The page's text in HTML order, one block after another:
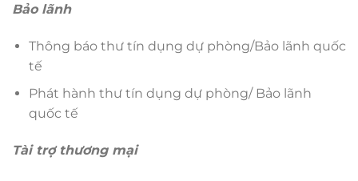
Bảo lãnh
Thông báo thư tín dụng dự phòng/Bảo lãnh quốc
tế
Phát hành thư tín dụng dự phòng/ Bảo lãnh
quốc tế
Tài trợ thương mại